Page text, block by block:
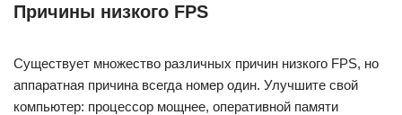
Причины низкого FPS
Существует множество различных причин низкого FPS, но
аппаратная причина всегда номер один. Улучшите свой
компьютер: процессор мощнее, оперативной памяти